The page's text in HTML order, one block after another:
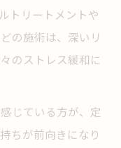
トリートメントや
の施術は、深いリ
のストレス緩和に
じている方が、定
ちが前向きになり